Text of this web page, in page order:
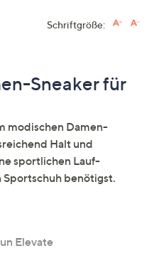
Schriftgröße:
Sneaker für
modischen Damen-
Halt und
sportlichen Lauf-
benötigst.
Elevate